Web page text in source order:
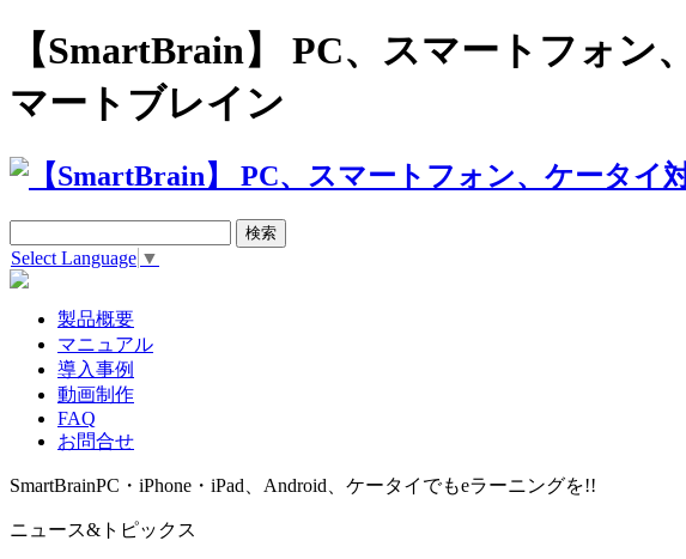
【SmartBrain】 PC、スマートフォ
マートブレイン
Select Language ▼
製品概要
マニュアル
導入事例
動画制作
FAQ
お問合せ
SmartBrainPC・iPhone・iPad、Android、ケータイでもeラーニングを!!
ニュース&トピックス